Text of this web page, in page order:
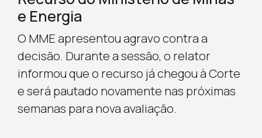
e Energia
O MME apresentou agravo contra a
decisão. Durante a sessão, o relator
informou que o recurso já chegou à Corte
e será pautado novamente nas próximas
semanas para nova avaliação.